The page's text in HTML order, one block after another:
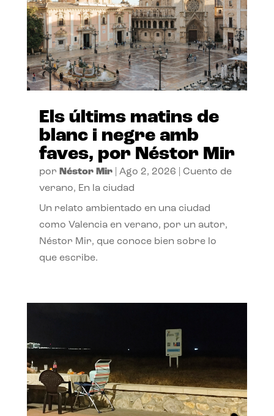
Els últims matins de
blanc i negre amb
faves, por Néstor Mir
por Néstor Mir| Ago 2, 2026
Cuento de
verano, En la ciudad
Un relato ambientado en una ciudad
como Valencia en verano, por un autor,
Néstor Mir, que conoce bien sobre lo
que escribe.